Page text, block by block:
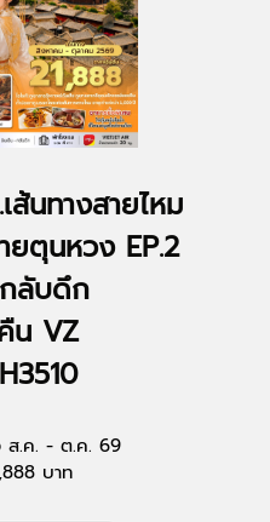
ส้นทางสายไหม
ยตุนหวง EP.2
ลับดึก
น VZ
ส.ค. - ต.ค. 69
บาท